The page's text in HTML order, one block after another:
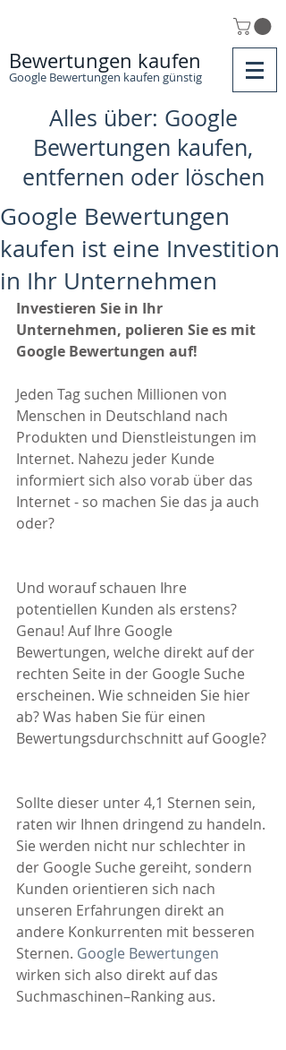
Google Bewertungen kaufen günstig
Bewertungen kaufen
Alles über: Google
Bewertungen kaufen,
entfernen oder löschen
Google Bewertungen
kaufen ist eine Investition
in Ihr Unternehmen
Investieren Sie in Ihr
Unternehmen, polieren Sie es mit
Google Bewertungen auf!
Jeden Tag suchen Millionen von
Menschen in Deutschland nach
Produkten und Dienstleistungen im
Internet. Nahezu jeder Kunde
informiert sich also vorab über das
Internet - so machen Sie das ja auch
oder?
Und worauf schauen Ihre
potentiellen Kunden als erstens?
Genau! Auf Ihre Google
Bewertungen, welche direkt auf der
rechten Seite in der Google Suche
erscheinen. Wie schneiden Sie hier
ab? Was haben Sie für einen
Bewertungsdurchschnitt auf Google?
Sollte dieser unter 4,1 Sternen sein,
raten wir Ihnen dringend zu handeln.
Sie werden nicht nur schlechter in
der Google Suche gereiht, sondern
Kunden orientieren sich nach
unseren Erfahrungen direkt an
andere Konkurrenten mit besseren
Sternen. Google Bewertungen
wirken sich also direkt auf das
Suchmaschinen–Ranking aus.